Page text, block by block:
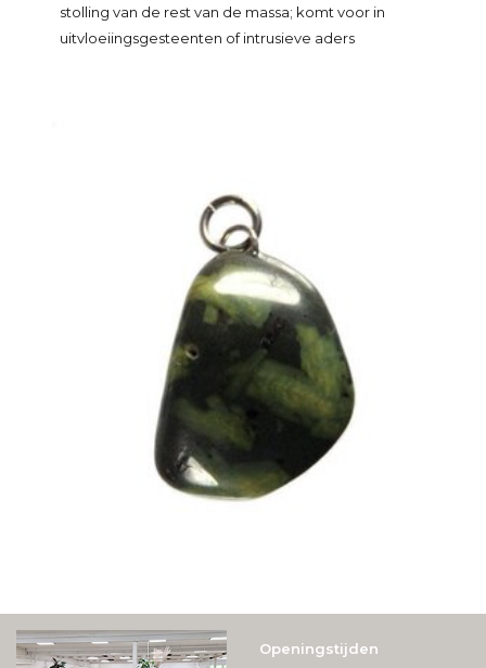
stolling van de rest van de massa; komt voor in
uitvloeiingsgesteenten of intrusieve aders
Openingstijden